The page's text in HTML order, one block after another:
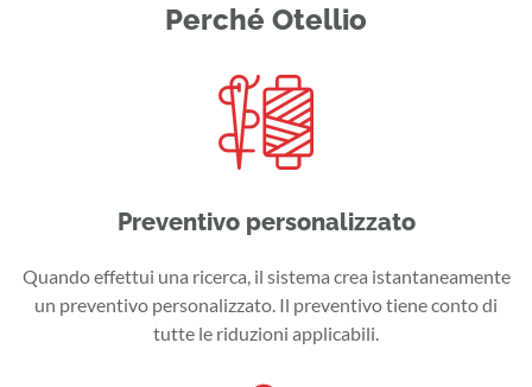
Perché Otellio
Preventivo personalizzato
Quando effettui una ricerca, il sistema crea istantaneamente
un preventivo personalizzato. Il preventivo tiene conto di
tutte le riduzioni applicabili.